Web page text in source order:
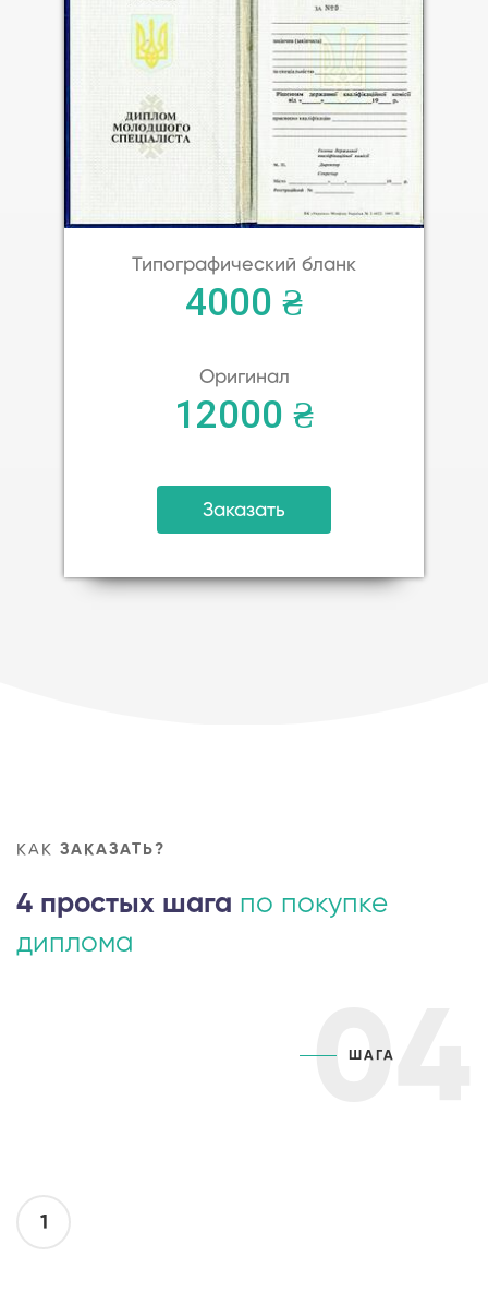
Типографический бланк
4000 ₴
Оригинал
12000 ₴
Заказать
КАК ЗАКАЗАТЬ?
4 простых шага по покупке
диплома
04
ШАГА
1